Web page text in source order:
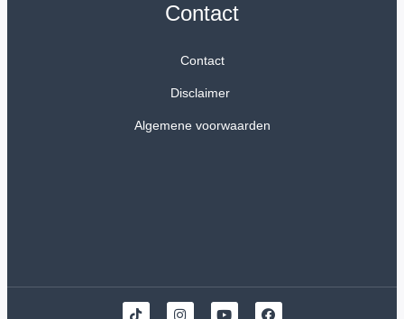
Contact
Contact
Disclaimer
Algemene voorwaarden